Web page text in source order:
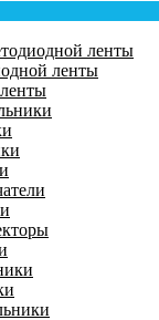
ленты
ленты